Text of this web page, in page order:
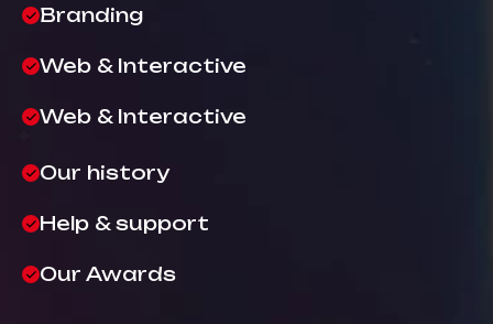
Branding
Web & Interactive
Web & Interactive
Our history
Help & support
Our Awards